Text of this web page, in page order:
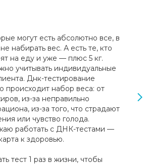
могут есть абсолютно все, в
набирать вес. А есть те, кто
на еду и уже — плюс 5 кг.
учитывать индивидуальные
Днк-тестирование
происходит набор веса: от
из-за неправильно
из-за того, что страдают
или чувство голода.
работать с ДНК-тестами —
к здоровью.
тест 1 раз в жизни, чтобы